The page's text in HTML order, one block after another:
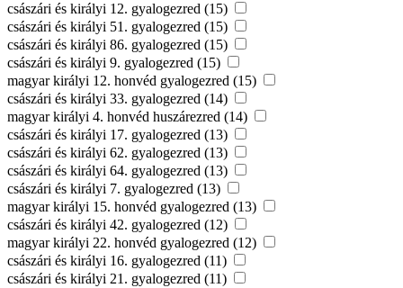
császári és királyi 12. gyalogezred (15)
császári és királyi 51. gyalogezred (15)
császári és királyi 86. gyalogezred (15)
császári és királyi 9. gyalogezred (15)
magyar királyi 12. honvéd gyalogezred (15)
császári és királyi 33. gyalogezred (14)
magyar királyi 4. honvéd huszárezred (14)
császári és királyi 17. gyalogezred (13)
császári és királyi 62. gyalogezred (13)
császári és királyi 64. gyalogezred (13)
császári és királyi 7. gyalogezred (13)
magyar királyi 15. honvéd gyalogezred (13)
császári és királyi 42. gyalogezred (12)
magyar királyi 22. honvéd gyalogezred (12)
császári és királyi 16. gyalogezred (11)
császári és királyi 21. gyalogezred (11)